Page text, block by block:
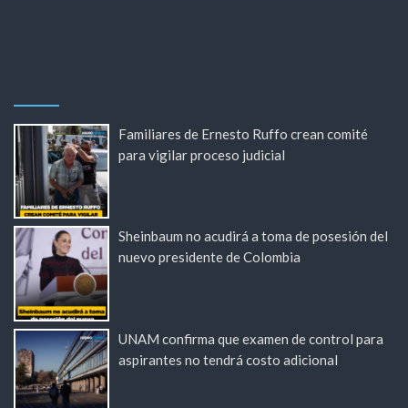
Familiares de Ernesto Ruffo crean comité
para vigilar proceso judicial
Sheinbaum no acudirá a toma de posesión del
nuevo presidente de Colombia
UNAM confirma que examen de control para
aspirantes no tendrá costo adicional